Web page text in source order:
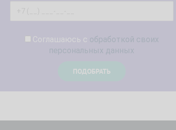
Соглашаюсь с обработкой своих
персональных данных